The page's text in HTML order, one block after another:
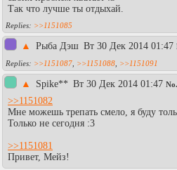
Так что лучше ты отдыхай.
>>1151085
▲ Рыба Дэш Вт 30 Дек 2014 01:47
>>1151087 >>1151088 >>1151091
▲ Spike** Вт 30 Дек 2014 01:47 No.
>>1151082
Мне можешь трепать смело, я буду
Только не сегодня :3
>>1151081
Привет, Мейз!